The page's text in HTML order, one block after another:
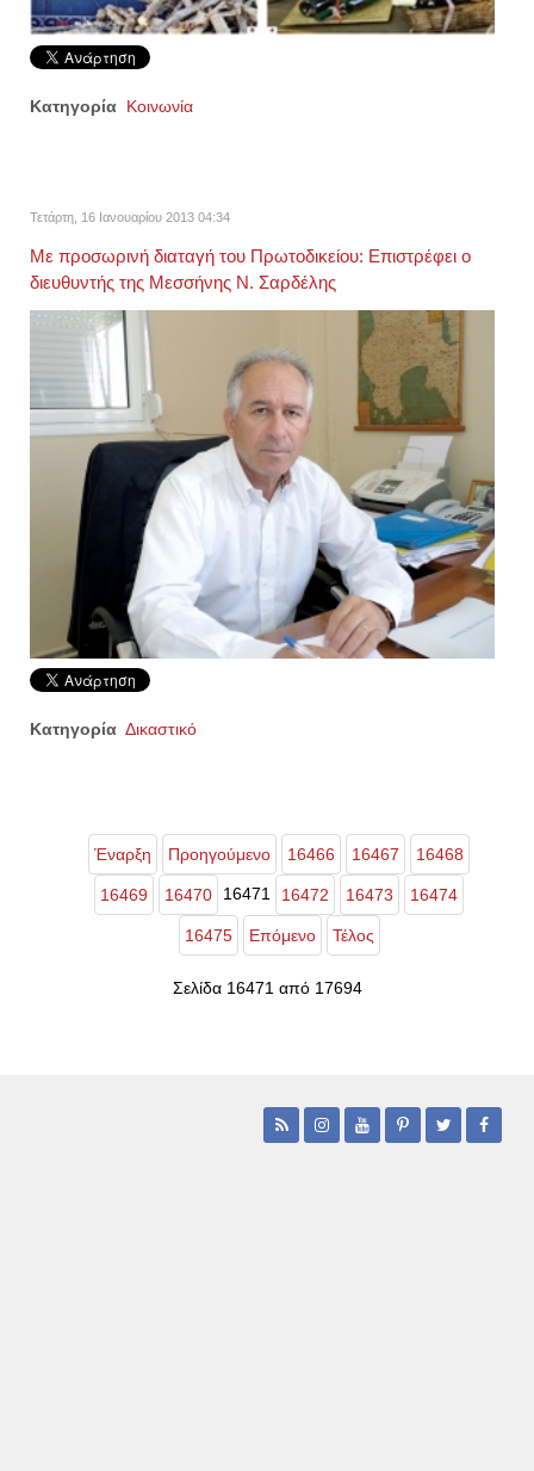
Κατηγορία Κοινωνία
Τετάρτη, 16 Ιανουαρίου 2013 04:34
Με προσωρινή διαταγή του Πρωτοδικείου: Επιστρέφει ο
διευθυντής της Μεσσήνης Ν. Σαρδέλης
Κατηγορία Δικαστικό
Έναρξη Προηγούμενο 16466 16467 16468
16469 16470 16471 16472 16473 16474
16475 Επόμενο Τέλος
Σελίδα 16471 από 17694